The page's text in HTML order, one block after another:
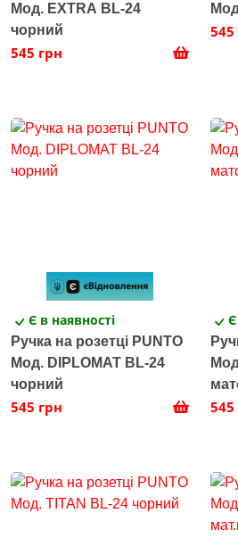
Мод. EXTRA BL-24
чорний
545 грн
545
Є в наявності
Ручка на розетці PUNTO
Мод. DIPLOMAT BL-24
чорний
545 грн 545